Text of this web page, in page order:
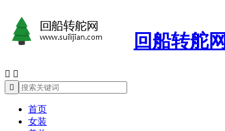
回船转舵网
 

首页
女装